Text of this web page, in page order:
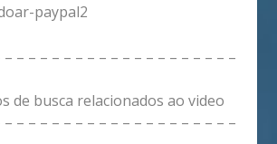
paypal2
– – – – – – – – – – – – – – – – – – –
de busca relacionados ao video
– – – – – – – – – – – – – – – – – – –